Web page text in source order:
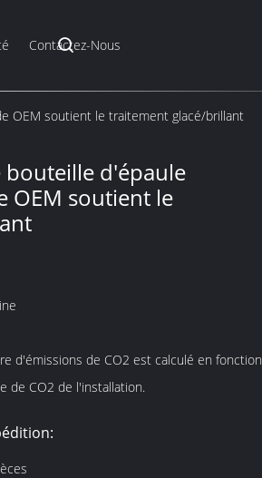
Contactez-Nous
OEM soutient le traitement glacé/brillant
bouteille d'épaule
OEM soutient le
d'émissions de CO2 est calculé en fonction
de CO2 de l'installation.